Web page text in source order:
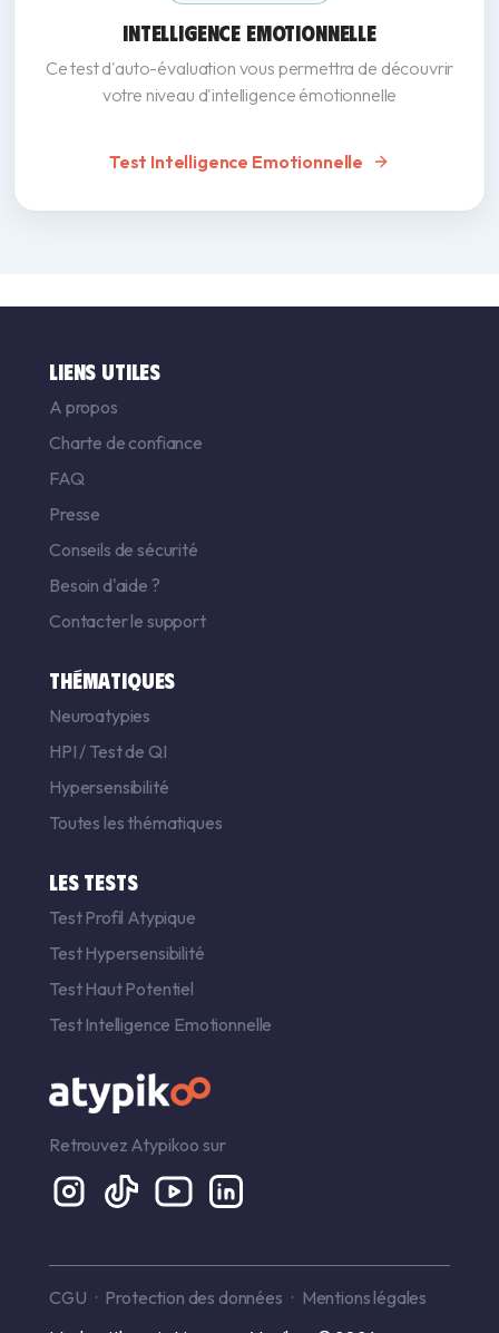
INTELLIGENCE EMOTIONNELLE
Ce test d'auto-évaluation vous permettra de découvrir
votre niveau d'intelligence émotionnelle
Test Intelligence Emotionnelle
LIENS UTILES
A propos
Charte de confiance
FAQ
Presse
Conseils de sécurité
Besoin d'aide ?
Contacter le support
THÉMATIQUES
Neuroatypies
HPI / Test de QI
Hypersensibilité
Toutes les thématiques
LES TESTS
Test Profil Atypique
Test Hypersensibilité
Test Haut Potentiel
Test Intelligence Emotionnelle
Retrouvez Atypikoo sur
CGU Protection des données
Mentions légales